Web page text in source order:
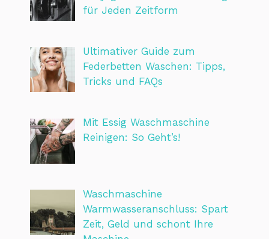
für Jeden Zeitform
Ultimativer Guide zum
Federbetten Waschen: Tipps,
Tricks und FAQs
Mit Essig Waschmaschine
Reinigen: So Geht’s!
Waschmaschine
Warmwasseranschluss: Spart
Zeit, Geld und schont Ihre